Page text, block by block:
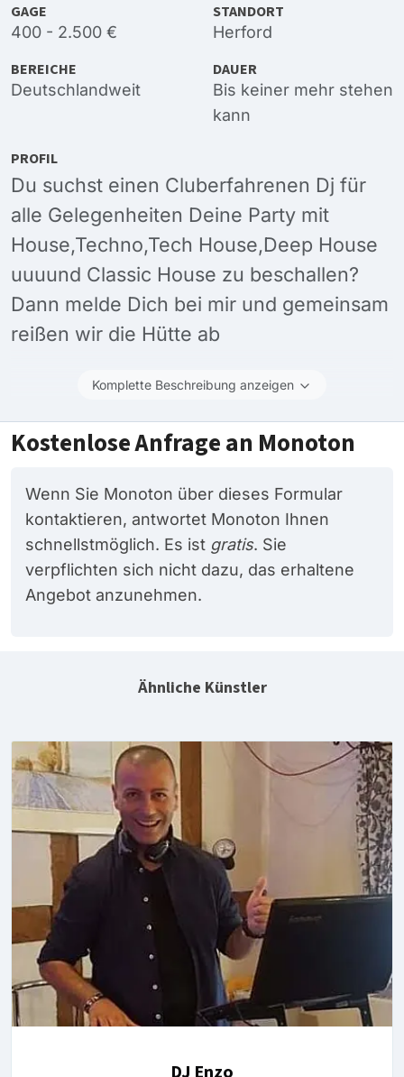
GAGE
400 - 2.500 €
STANDORT
Herford
BEREICHE
Deutschlandweit
DAUER
Bis keiner mehr stehen
kann
PROFIL
Du suchst einen Cluberfahrenen Dj für
alle Gelegenheiten Deine Party mit
House,Techno,Tech House,Deep House
uuuund Classic House zu beschallen?
Dann melde Dich bei mir und gemeinsam
reißen wir die Hütte ab
Komplette Beschreibung anzeigen
Kostenlose Anfrage an Monoton
Wenn Sie Monoton über dieses Formular
kontaktieren, antwortet Monoton Ihnen
schnellstmöglich. Es ist gratis. Sie
verpflichten sich nicht dazu, das erhaltene
Angebot anzunehmen.
Ähnliche Künstler